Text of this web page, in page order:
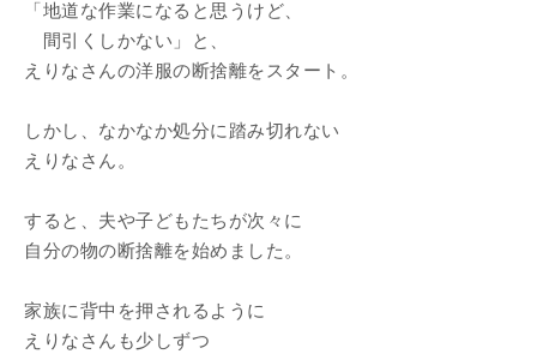
「地道な作業になると思うけど、
間引くしかない」と、
えりなさんの洋服の断捨離をスタート。
しかし、なかなか処分に踏み切れない
えりなさん。
すると、夫や子どもたちが次々に
自分の物の断捨離を始めました。
家族に背中を押されるように
えりなさんも少しずつ